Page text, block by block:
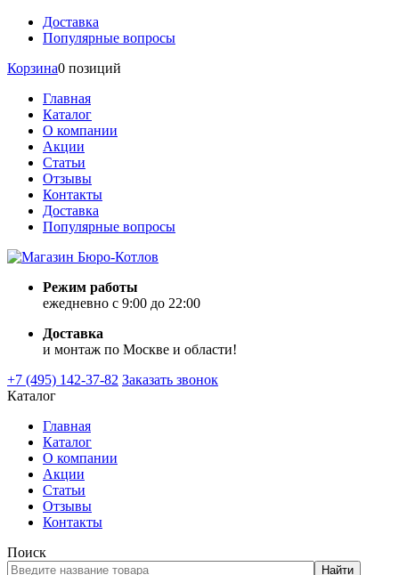
Доставка
Популярные вопросы
Корзина0 позиций
Главная
Каталог
О компании
Акции
Статьи
Отзывы
Контакты
Доставка
Популярные вопросы
Режим работы
ежедневно с 9:00 до 22:00
Доставка
и монтаж по Москве и области!
+7 (495) 142-37-82 Заказать звонок
Каталог
Главная
Каталог
О компании
Акции
Статьи
Отзывы
Контакты
Поиск
Найти